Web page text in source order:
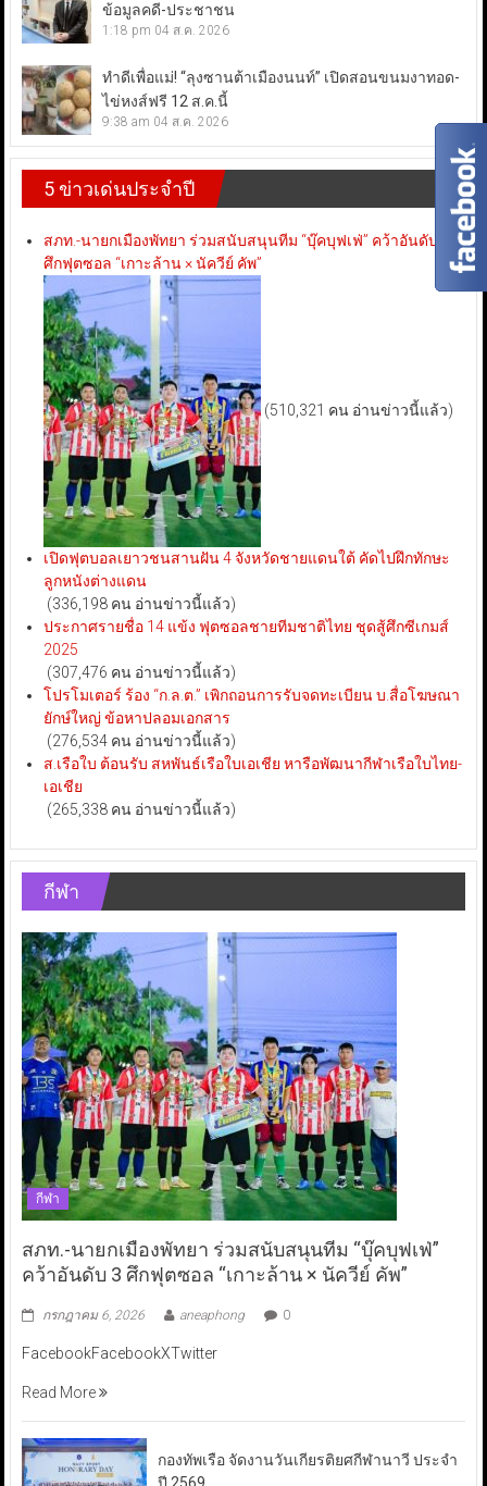
ข้อมูลคดี-ประชาชน
1:18 pm 04 ส.ค. 2026
ทำดีเพื่อแม่! “ลุงซานต้าเมืองนนท์” เปิดสอนขนมงาทอด-
ไข่หงส์ฟรี 12 ส.ค.นี้
9:38 am 04 ส.ค. 2026
5 ข่าวเด่นประจำปี
สภท.-นายกเมืองพัทยา ร่วมสนับสนุนทีม “บุ๊คบุฟเฟ่” คว้าอันดับ 3
ศึกฟุตซอล “เกาะล้าน × นัควีย์ คัพ”
(510,321 คน อ่านข่าวนี้แล้ว)
เปิดฟุตบอลเยาวชนสานฝัน 4 จังหวัดชายแดนใต้ คัดไปฝึกทักษะ
ลูกหนังต่างแดน
(336,198 คน อ่านข่าวนี้แล้ว)
ประกาศรายชื่อ 14 แข้ง ฟุตซอลชายทีมชาติไทย ชุดสู้ศึกซีเกมส์
2025
(307,476 คน อ่านข่าวนี้แล้ว)
โปรโมเตอร์ ร้อง “ก.ล.ต.” เพิกถอนการรับจดทะเบียน บ.สื่อโฆษณา
ยักษ์ใหญ่ ข้อหาปลอมเอกสาร
(276,534 คน อ่านข่าวนี้แล้ว)
ส.เรือใบ ต้อนรับ สหพันธ์เรือใบเอเชีย หารือพัฒนากีฬาเรือใบไทย-
เอเชีย
(265,338 คน อ่านข่าวนี้แล้ว)
กีฬา
กีฬา
สภท.-นายกเมืองพัทยา ร่วมสนับสนุนทีม “บุ๊คบุฟเฟ่”
คว้าอันดับ 3 ศึกฟุตซอล “เกาะล้าน × นัควีย์ คัพ”
กรกฎาคม 6, 2026 aneaphong 0
FacebookFacebookXTwitter
Read More
กองทัพเรือ จัดงานวันเกียรติยศกีฬานาวี ประจำ